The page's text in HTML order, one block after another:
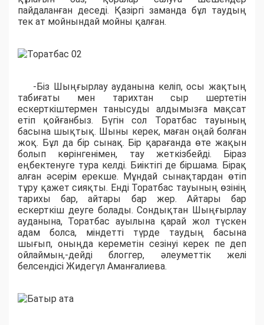
пайдаланған деседі. Қазіргі заманда бұл таудың
тек ат мойнындай мойны қалған.
-Біз Шыңғырлау ауданына келіп, осы жақтың
табиғаты мен тарихтан сыр шертетін
ескерткіштермен танысуды алдымызға мақсат
етіп қойғанбыз. Бүгін сол Торатбас тауының
басына шықтық. Шыны керек, маған оңай болған
жоқ. Бұл да бір сынақ. Бір қарағанда өте жақын
болып көрінгенімен, тау жеткізбейді. Біраз
еңбектенуге тура келді. Биіктігі де біршама. Бірақ
алған әсерім ерекше. Мұндай сынақтардан өтіп
тұру қажет сияқты. Енді Торатбас тауының өзінің
тарихы бар, айтары бар жер. Айтары бар
ескерткіш деуге болады. Сондықтан Шыңғырлау
ауданына, Торатбас ауылына қарай жол түскен
адам болса, міндетті түрде таудың басына
шығып, оныңда кереметін сезінуі керек пе деп
ойлаймын,-дейді блоггер, әлеуметтік желі
белсендісі Жидегүл Аманғалиева.